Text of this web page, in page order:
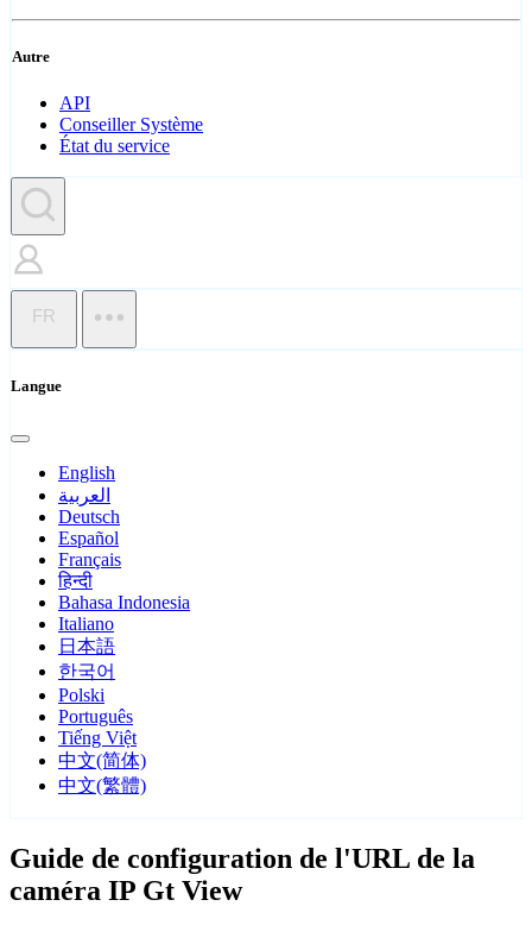
Autre
API
Conseiller Système
État du service
FR
Langue
English
العربية
Deutsch
Español
Français
हिन्दी
Bahasa Indonesia
Italiano
日本語
한국어
Polski
Português
Tiếng Việt
中文(简体)
中文(繁體)
Guide de configuration de l'URL de la
caméra IP Gt View